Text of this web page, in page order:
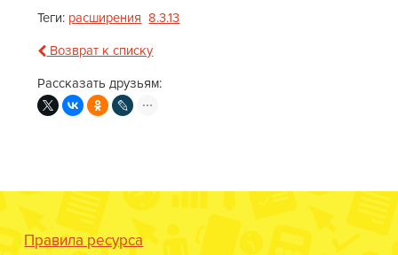
Теги: расширения 8.3.13
Возврат к списку
Рассказать друзьям:
Правила ресурса